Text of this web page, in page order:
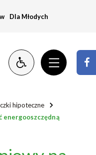
Dla Młodych
hipoteczne
energooszczędną